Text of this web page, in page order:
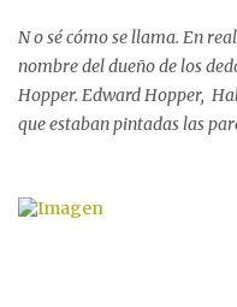
N o sé cómo se llama. En
nombre del dueño de los
Hopper. Edward Hopper,
que estaban pintadas las
Como las letras que